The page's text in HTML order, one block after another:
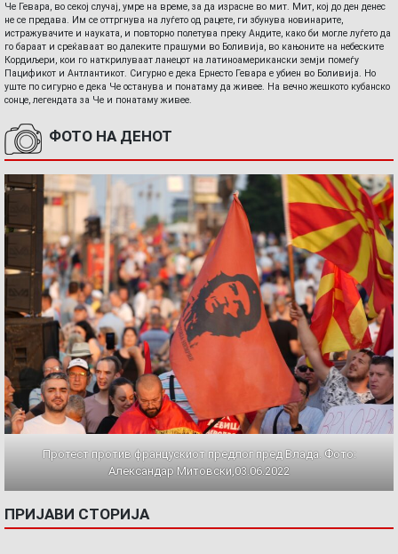
Че Гевара, во секој случај, умре на време, за да израсне во мит. Мит, кој до ден денес
не се предава. Им се оттргнува на луѓето од рацете, ги збунува новинарите,
истражувачите и науката, и повторно полетува преку Андите, како би могле луѓето да
го бараат и среќаваат во далеките прашуми во Боливија, во кањоните на небеските
Кордиљери, кои го наткрилуваат ланецот на латиноамерикански земји помеѓу
Пацификот и Антлантикот. Сигурно е дека Ернесто Гевара е убиен во Боливија. Но
уште по сигурно е дека Че останува и понатаму да живее. На вечно жешкото кубанско
сонце, легендата за Че и понатаму живее.
ФОТО НА ДЕНОТ
Протест против францускиот предлог пред Влада. Фото:
Александар Митовски,03.06.2022
ПРИЈАВИ СТОРИЈА